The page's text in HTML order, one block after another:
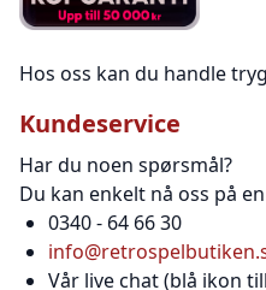
Hos oss kan du handle
Kundeservice
Har du noen spørsmål?
Du kan enkelt nå oss på
0340 - 64 66 30
Vår live chat (blå ikon